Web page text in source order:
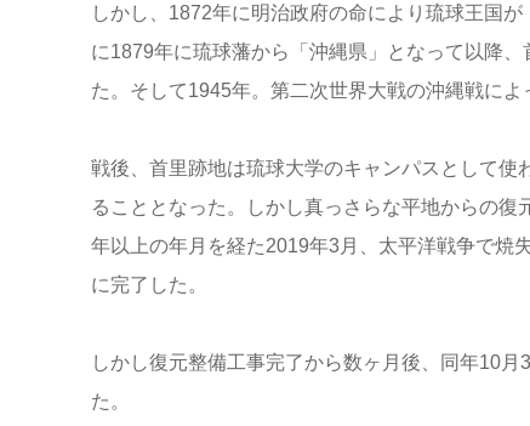
しかし、1872年に明治政府の命により琉球王国
に1879年に琉球藩から「沖縄県」となって以降
た。そして1945年。第二次世界大戦の沖縄戦によ
戦後、首里跡地は琉球大学のキャンパスとして
ることとなった。しかし真っさらな平地からの
年以上の年月を経た2019年3月、太平洋戦争で焼
に完了した。
しかし復元整備工事完了から数ヶ月後、同年10
た。